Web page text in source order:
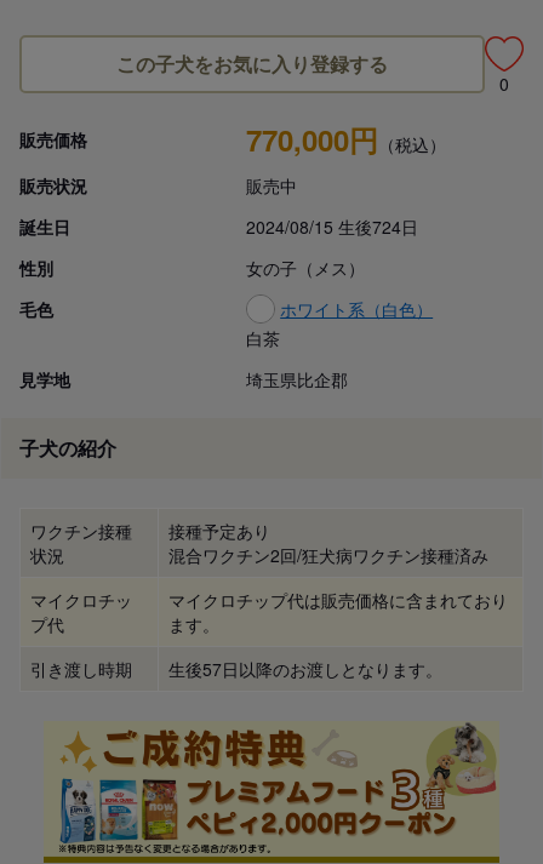
この子犬をお気に入り登録する
0
販売価格 770,000円 （税込）
販売状況
販売中
誕生日
2024/08/15 生後724日
性別
女の子（メス）
毛色
ホワイト系（白色）
白茶
見学地
埼玉県比企郡
子犬の紹介
ワクチン接種
状況
接種予定あり
混合ワクチン2回/狂犬病ワクチン接種済み
マイクロチッ
プ代
マイクロチップ代は販売価格に含まれており
ます。
引き渡し時期
生後57日以降のお渡しとなります。